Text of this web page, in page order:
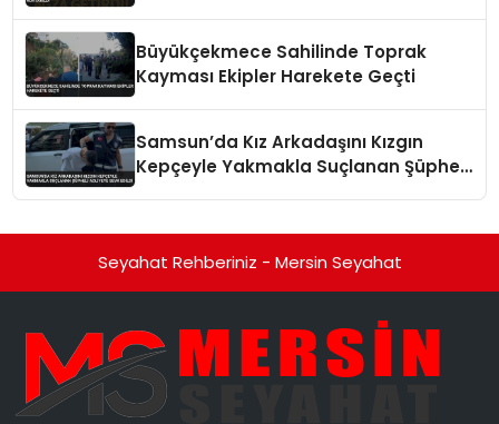
Büyükçekmece Sahilinde Toprak
Kayması Ekipler Harekete Geçti
Samsun’da Kız Arkadaşını Kızgın
Kepçeyle Yakmakla Suçlanan Şüpheli
Seyahat Rehberiniz - Mersin Seyahat